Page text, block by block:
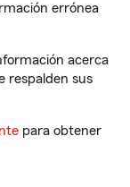
errónea
acerca
respalden sus
para obtener